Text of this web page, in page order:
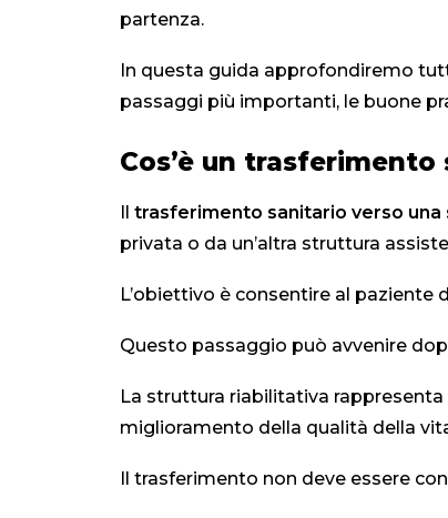
partenza.
In questa guida approfondiremo
passaggi più importanti, le buone
Cos’è un
Il trasferimento sanitario verso
privata o da un’altra struttura
L’obiettivo è consentire al paziente
Questo passaggio può avvenire
La struttura riabilitativa
miglioramento della qualità della
Il trasferimento non deve essere